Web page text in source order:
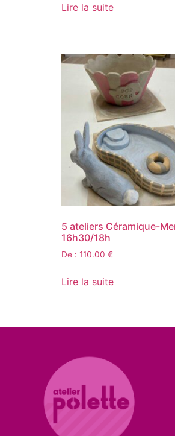
Lire la suite
5 ateliers Céramique-
16h30/18h
De : 110.00 €
Lire la suite